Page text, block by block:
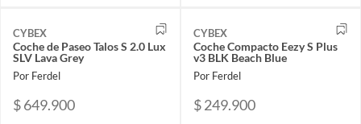
CYBEX
Coche de Paseo Talos S 2.0 Lux
SLV Lava Grey
Por Ferdel
$ 649.900
CYBEX
Coche Compacto Eezy S Plus
v3 BLK Beach Blue
Por Ferdel
$ 249.900